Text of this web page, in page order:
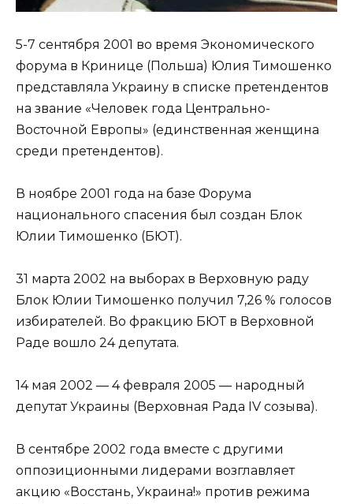
5-7 сентября 2001 во время Экономического
форума в Кринице (Польша) Юлия Тимошенко
представляла Украину в списке претендентов
на звание «Человек года Центрально-
Восточной Европы» (единственная женщина
среди претендентов).
В ноябре 2001 года на базе Форума
национального спасения был создан Блок
Юлии Тимошенко (БЮТ).
31 марта 2002 на выборах в Верховную раду
Блок Юлии Тимошенко получил 7,26 % голосов
избирателей. Во фракцию БЮТ в Верховной
Раде вошло 24 депутата.
14 мая 2002 — 4 февраля 2005 — народный
депутат Украины (Верховная Рада IV созыва).
В сентябре 2002 года вместе с другими
оппозиционными лидерами возглавляет
акцию «Восстань, Украина!» против режима